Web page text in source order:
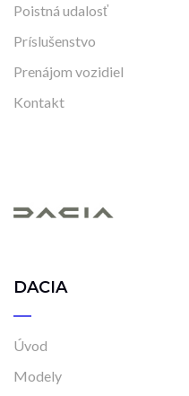
Poistná udalosť
Príslušenstvo
Prenájom vozidiel
Kontakt
DACIA
Úvod
Modely